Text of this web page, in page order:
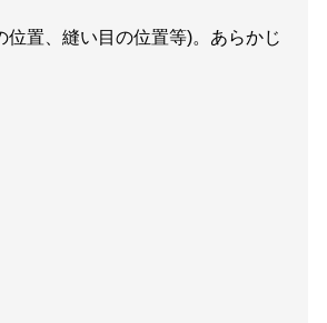
置、縫い目の位置等)。あらかじ